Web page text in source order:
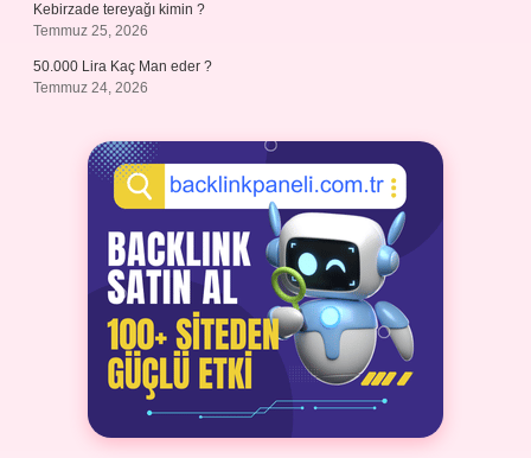
Kebirzade tereyağı kimin ?
Temmuz 25, 2026
50.000 Lira Kaç Man eder ?
Temmuz 24, 2026